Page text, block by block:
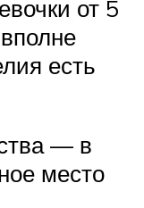
от 5
есть
— в
место